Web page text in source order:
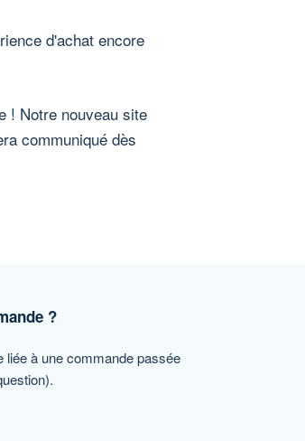
d'achat encore
! Notre nouveau site
communiqué dès
?
liée à une commande passée